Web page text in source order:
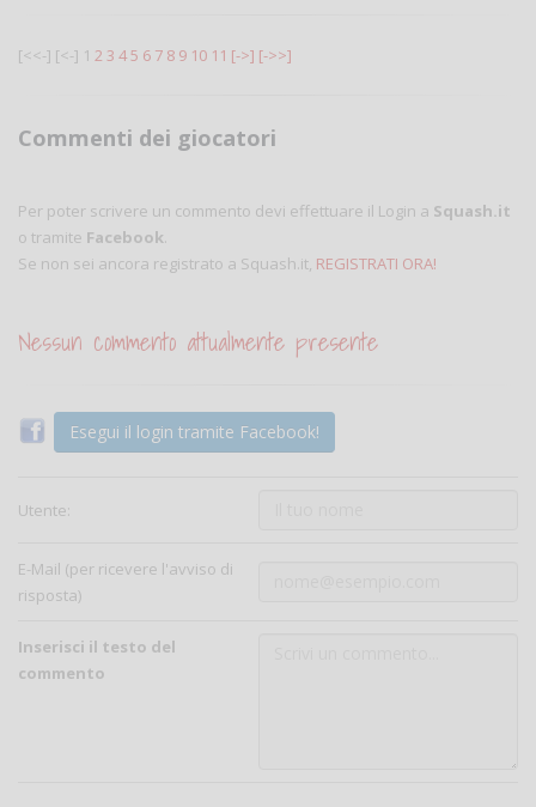
[<<-] [<-] 1 2 3 4 5 6 7 8 9 10 11 [->] [->>]
Commenti dei giocatori
Per poter scrivere un commento devi effettuare il Login a Squash.it
o tramite Facebook
Se non sei ancora registrato a Squash.it, REGISTRATI ORA!
Nessun commento attualmente presente
Esegui il login tramite Facebook!
Utente:
E-Mail (per ricevere l'avviso di
risposta)
Inserisci il testo del
commento